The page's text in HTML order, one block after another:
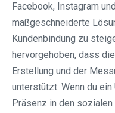
Facebook, Instagram
maßgeschneiderte
Kundenbindung zu
hervorgehoben, dass
Erstellung und der
unterstützt. Wenn du
Präsenz in den